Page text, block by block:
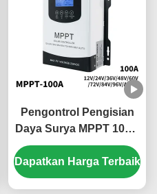
Pengontrol Pengisian
Daya Surya MPPT 100A
dengan Pelacakan
Otomatis dan
Antarmuka Komunikasi
Dapatkan Harga Terbaik